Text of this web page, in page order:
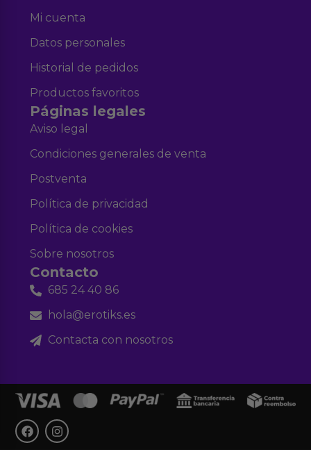
Mi cuenta
Datos personales
Historial de pedidos
Productos favoritos
Páginas legales
Aviso legal
Condiciones generales de venta
Postventa
Política de privacidad
Política de cookies
Sobre nosotros
Contacto
685 24 40 86
hola@erotiks.es
Contacta con nosotros
F
a
c
I
n
s